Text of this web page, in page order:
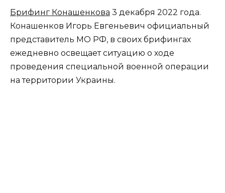
Брифинг Конашенкова 3 декабря 2022 года.
Конашенков Игорь Евгеньевич официальный
представитель МО РФ, в своих брифингах
ежедневно освещает ситуацию о ходе
проведения специальной военной операции
на территории Украины.